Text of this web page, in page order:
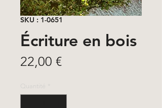
SKU : 1-0651
Écriture en bois
22,00 €Prix
Quantité